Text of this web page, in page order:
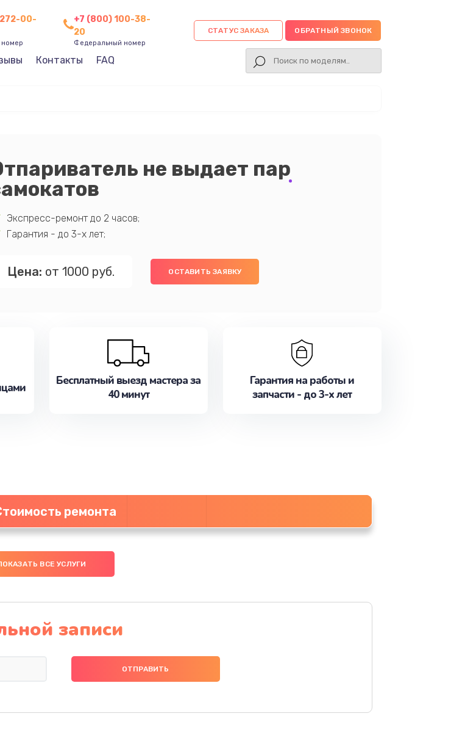
00-
+7 (800) 100-38-
20
Федеральный номер
СТАТУС ЗАКАЗА ОБРАТНЫЙ ЗВОНОК
Контакты FAQ
не выдает пар
Экспресс-ремонт до 2 часов;
Гарантия - до 3-х лет;
Цена: от 1000 руб. ОСТАВИТЬ ЗАЯВКУ
Бесплатный выезд мастера за
40 минут
Гарантия на работы и
запчасти - до 3-х лет
ремонта
ВСЕ УСЛУГИ
записи